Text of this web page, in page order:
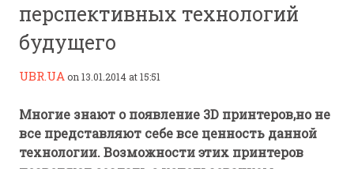
перспективных технологий
будущего
UBR.UAon 13.01.2014 at 15:51
Многие знают о появление 3D принтеров,но не
все представляют себе все ценность данной
технологии. Возможности этих принтеров